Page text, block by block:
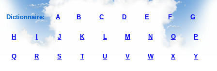
Dictionnaire: A B C D E F G
H J K L M N O P
Q R S T U V W X Y